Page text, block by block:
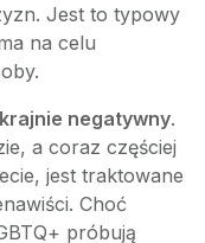
Jest to typowy
na celu
negatywny.
a coraz częściej
jest traktowane
Choć
próbują